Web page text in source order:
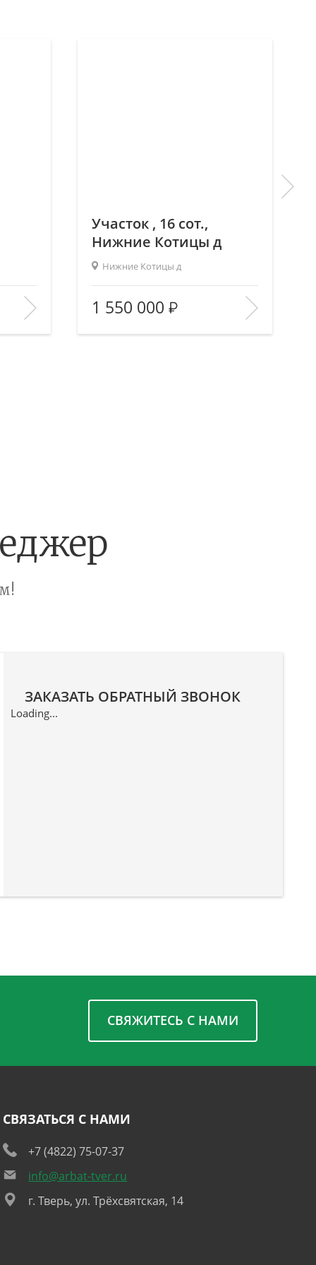
—/—/—
—
—/—
Участок , 16 сот.,
Нижние Котицы д
Нижние Котицы д
Площадь (общ/жил/кух), м2: —/—/—
Количество комнат:
—
Этаж:
—/—
1 550 000
ЗАКАЗАТЬ ОБРАТНЫЙ ЗВОНОК
Loading...
СВЯЖИТЕСЬ С НАМИ
СВЯЗАТЬСЯ С НАМИ
+7 (4822) 75-07-37
info@arbat-tver.ru
г. Тверь, ул. Трёхсвятская, 14